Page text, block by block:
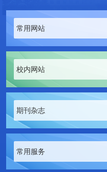
常用网站
校内网站
期刊杂志
常用服务